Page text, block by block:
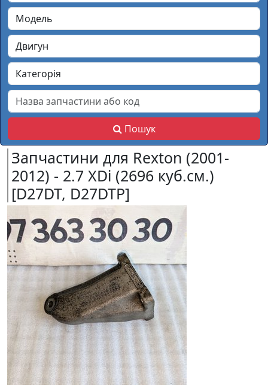
Пошук
Запчастини для Rexton (2001-
2012) - 2.7 XDi (2696 куб.см.)
[D27DT, D27DTP]